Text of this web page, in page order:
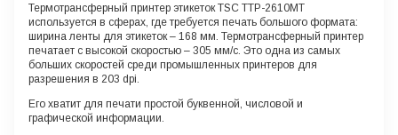
Термотрансферный принтер этикеток TSC TTP-2610MT
используется в сферах, где требуется печать большого формата:
ширина ленты для этикеток – 168 мм. Термотрансферный принтер
печатает с высокой скоростью – 305 мм/с. Это одна из самых
больших скоростей среди промышленных принтеров для
разрешения в 203 dpi.
Его хватит для печати простой буквенной, числовой и
графической информации.